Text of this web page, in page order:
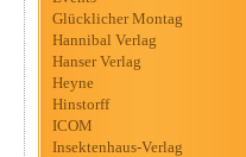
Glücklicher Montag
Hannibal Verlag
Hanser Verlag
Heyne
Hinstorff
ICOM
Insektenhaus-Verlag